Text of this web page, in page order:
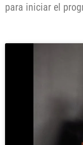
para iniciar el